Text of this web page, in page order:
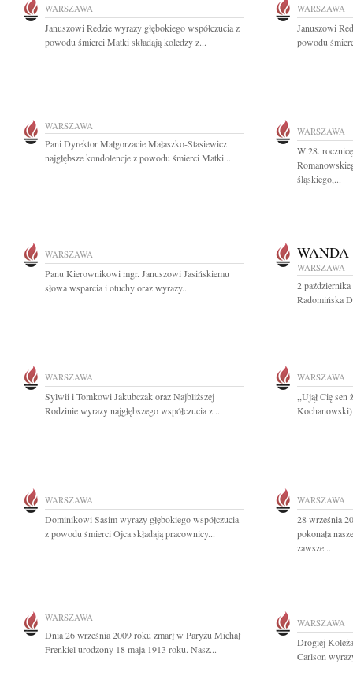
WARSZAWA
Januszowi Redzie wyrazy głębokiego współczucia z
powodu śmierci Matki składają koledzy z...
WARSZAWA
Januszowi
powodu
WARSZAWA
Pani Dyrektor Małgorzacie Małaszko-Stasiewicz
najgłębsze kondolencje z powodu śmierci Matki...
WARSZAWA
W 28.
śląskiego,...
WARSZAWA
Panu Kierownikowi mgr. Januszowi Jasińskiemu
słowa wsparcia i otuchy oraz wyrazy...
WARSZAWA
2
Radomińska
WARSZAWA
Sylwii i Tomkowi Jakubczak oraz Najbliższej
Rodzinie wyrazy najgłębszego współczucia z...
WARSZAWA
,,Ujął Cię
Kochanowski)
WARSZAWA
Dominikowi Sasim wyrazy głębokiego współczucia
z powodu śmierci Ojca składają pracownicy...
WARSZAWA
28 września
pokonała
zawsze...
WARSZAWA
Dnia 26 września 2009 roku zmarł w Paryżu Michał
Frenkiel urodzony 18 maja 1913 roku. Nasz...
WARSZAWA
Drogiej
Carlson